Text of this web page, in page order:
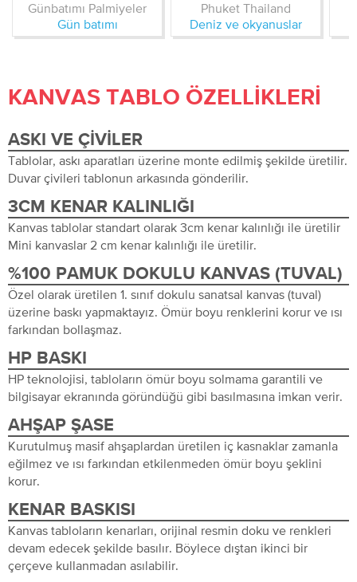
Günbatımı Palmiyeler
Gün batımı
Phuket Thailand
Deniz ve okyanuslar
KANVAS TABLO ÖZELLIKLERI
ASKI VE ÇIVILER
Tablolar, askı aparatları üzerine monte edilmiş şekilde üretilir.
Duvar çivileri tablonun arkasında gönderilir.
3CM KENAR KALINLIĞI
Kanvas tablolar standart olarak 3cm kenar kalınlığı ile üretilir
Mini kanvaslar 2 cm kenar kalınlığı ile üretilir.
%100 PAMUK DOKULU KANVAS (TUVAL)
Özel olarak üretilen 1. sınıf dokulu sanatsal kanvas (tuval)
üzerine baskı yapmaktayız. Ömür boyu renklerini korur ve ısı
farkından bollaşmaz.
HP BASKI
HP teknolojisi, tabloların ömür boyu solmama garantili ve
bilgisayar ekranında göründüğü gibi basılmasına imkan verir.
AHŞAP ŞASE
Kurutulmuş masif ahşaplardan üretilen iç kasnaklar zamanla
eğilmez ve ısı farkından etkilenmeden ömür boyu şeklini
korur.
KENAR BASKISI
Kanvas tabloların kenarları, orijinal resmin doku ve renkleri
devam edecek şekilde basılır. Böylece dıştan ikinci bir
çerçeve kullanmadan asılabilir.